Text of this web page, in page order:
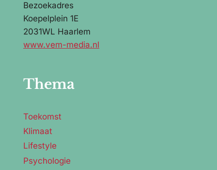
Bezoekadres
Koepelplein 1E
2031WL Haarlem
www.vem-media.nl
Thema
Toekomst
Klimaat
Lifestyle
Psychologie